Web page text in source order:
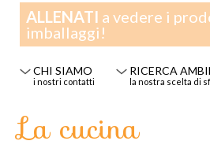
ALLENATI a vedere i
imballaggi!
CHI SIAMO
i nostri contatti
RICERCA
la nostra scelta di
La cucina